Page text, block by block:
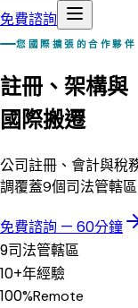
免費諮詢
您國際擴張的合作夥伴
註冊、架構與
國際搬遷
公司註冊、會計與稅
調覆蓋9個司法管轄區
免費諮詢 — 60分鐘
9司法管轄區
10+年經驗
100%Remote